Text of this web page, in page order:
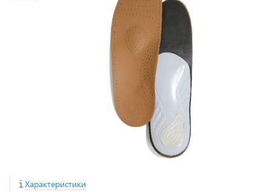
Характеристики